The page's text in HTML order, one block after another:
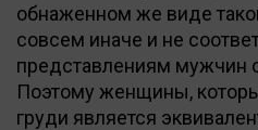
обнаженном же виде
совсем иначе и не
представлениям мужчин
Поэтому женщины,
груди является